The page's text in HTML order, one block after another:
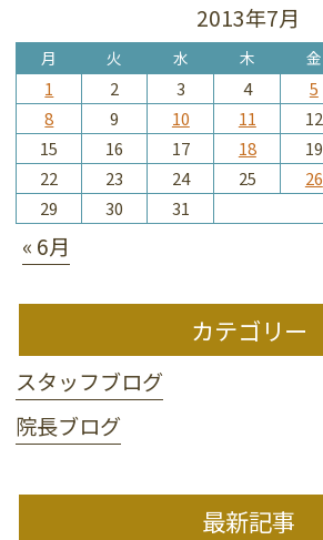
2013年7月
月 火 水 木 金
1 2 3 4 5
8
9 10 11 12
15
16 17 18 19
22
23 24 25 26
29
30 31
« 6月
カテゴリー
スタッフブログ
院長ブログ
最新記事